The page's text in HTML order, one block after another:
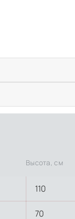
Высота, см
110
70